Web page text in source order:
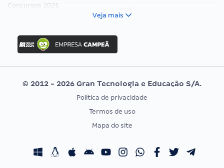
Concursos 2025
Concurso Ibama
Concurso MPU
Editais publicados
Vunesp
CONCURSOS POR PROFISSÃO
Concursos Fiscais
EXAME DE ORDEM
Calendário OAB
Veja mais
© 2012 - 2026 Gran Tecnologia e Educação S/A.
Política de privacidade
Termos de uso
Mapa do site